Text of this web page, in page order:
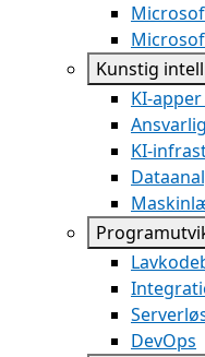
Kunstig
KI-
KI-
DevOps